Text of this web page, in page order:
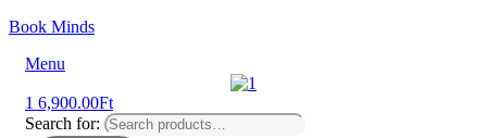
Book Minds
Menu
1 6,900.00Ft
Search for: